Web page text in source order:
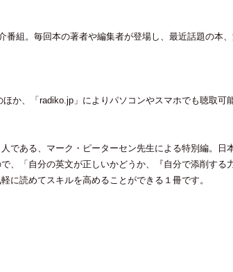
組。毎回本の著者や編集者が登場し、最近話題の本
か、「radiko.jp」によりパソコンやスマホでも聴取可能
である、マーク・ピーターセン先生による特別編。日
、「自分の英文が正しいかどうか、『自分で添削する
に読めてスキルを高めることができる１冊です。